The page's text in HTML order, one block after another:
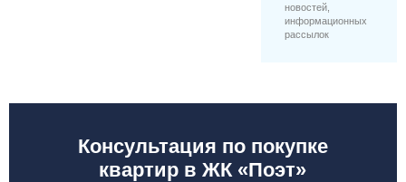
новостей,
информационных
рассылок
Консультация по покупке
квартир в ЖК «Поэт»